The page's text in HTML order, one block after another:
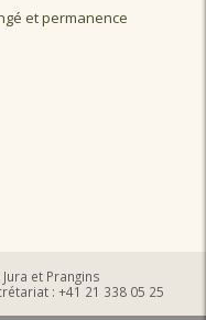
et permanence
et Prangins
: +41 21 338 05 25